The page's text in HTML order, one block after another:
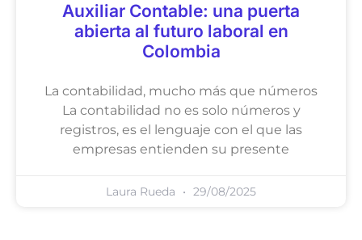
Auxiliar Contable: una puerta
abierta al futuro laboral en
Colombia
La contabilidad, mucho más que números
La contabilidad no es solo números y
registros, es el lenguaje con el que las
empresas entienden su presente
Laura Rueda 29/08/2025